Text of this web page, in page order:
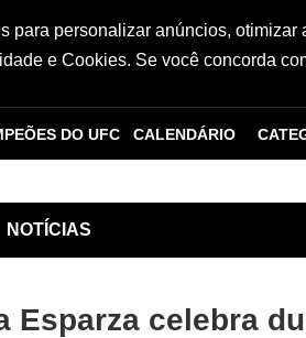
para personalizar anúncios,
e Cookies. Se você concorda
DO UFC CALENDÁRIO
NOTÍCIAS
Esparza celebra